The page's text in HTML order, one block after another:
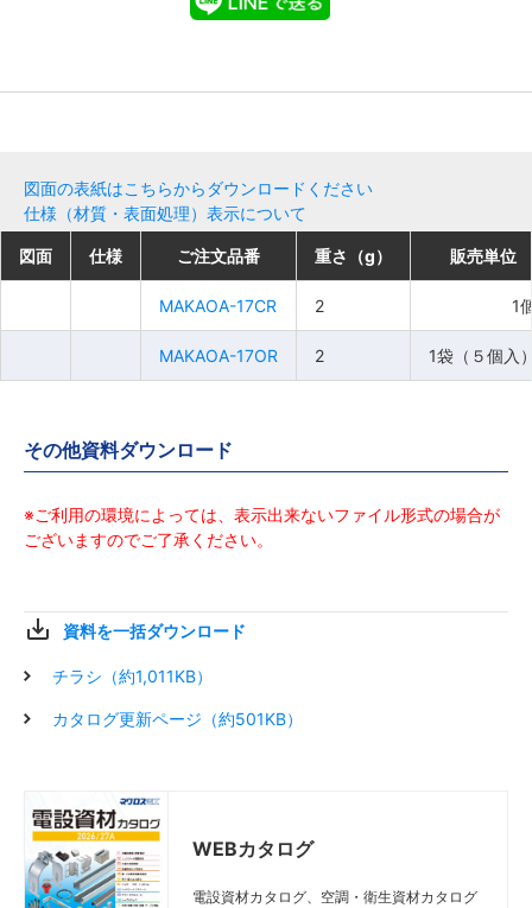
図面の表紙はこちらからダウンロードください
仕様（材質・表面処理）表示について
図面 仕様 ご注文品番 重さ（g） 販売単位
MAKAOA-17CR 2 1
MAKAOA-17OR 2 1袋（５個入
図面 仕様 ご注文品番 重さ（g） 販売単位
MAKAOA-17CR 2 1
MAKAOA-17OR 2 1袋（５個入
図面 仕様 ご注文品番 重さ（g） 販売単位
MAKAOA-17CR 2 1
MAKAOA-17OR 2 1袋（５個入
図面 仕様 ご注文品番 重さ（g） 販売単位
MAKAOA-17CR 2 1
MAKAOA-17OR 2 1袋（５個入
その他資料ダウンロード
※ご利用の環境によっては、表示出来ないファイル形式の場合が
ございますのでご了承ください。
資料を一括ダウンロード
チラシ（約1,011KB）
カタログ更新ページ（約501KB）
WEBカタログ
電設資材カタログ、空調・衛生資材カタログ